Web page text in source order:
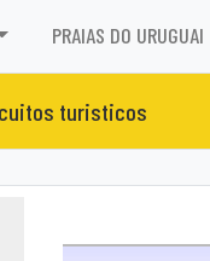
PRAIAS DO URUGUAI
turisticos